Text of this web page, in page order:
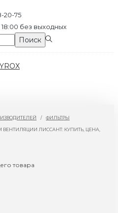
20-75
без выходных
Поиск
/ ФИЛЬТРЫ
ВЕНТИЛЯЦИИ ЛИССАНТ: КУПИТЬ, ЦЕНА,